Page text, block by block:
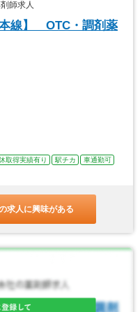
師求人
本線】 OTC・調剤薬
取得実績有り 駅チカ
車通勤可
求人に興味がある